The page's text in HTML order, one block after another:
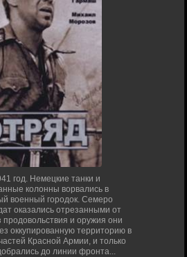
год. Немецкие танки и
колонны ворвались в
военный городок. Семеро
оказались отрезанными от
продовольствия и оружия они
оккупированную территорию в
Красной Армии, и только
до линии фронта...